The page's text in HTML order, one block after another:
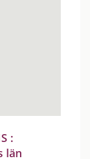
:
län